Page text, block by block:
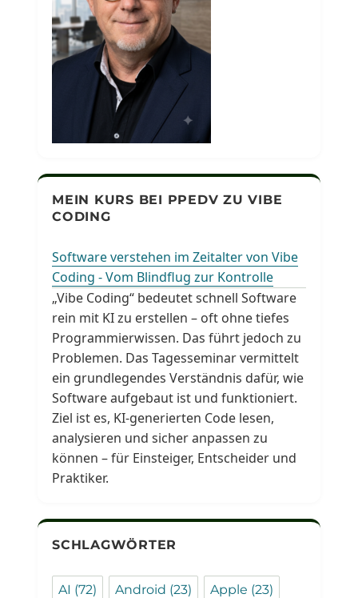
MEIN KURS BEI PPEDV ZU VIBE
CODING
Software verstehen im Zeitalter von Vibe
Coding - Vom Blindflug zur Kontrolle
„Vibe Coding“ bedeutet schnell Software
rein mit KI zu erstellen – oft ohne tiefes
Programmierwissen. Das führt jedoch zu
Problemen. Das Tagesseminar vermittelt
ein grundlegendes Verständnis dafür, wie
Software aufgebaut ist und funktioniert.
Ziel ist es, KI-generierten Code lesen,
analysieren und sicher anpassen zu
können – für Einsteiger, Entscheider und
Praktiker.
SCHLAGWÖRTER
AI (72) Android (23) Apple (23)